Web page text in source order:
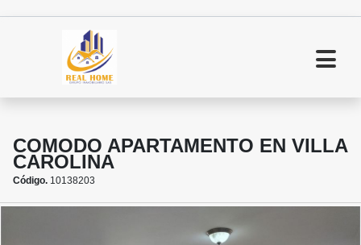
COMODO APARTAMENTO EN VILLA
CAROLINA
Código. 10138203